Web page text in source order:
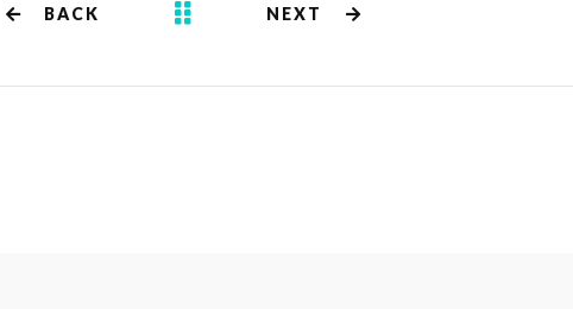
BACK NEXT